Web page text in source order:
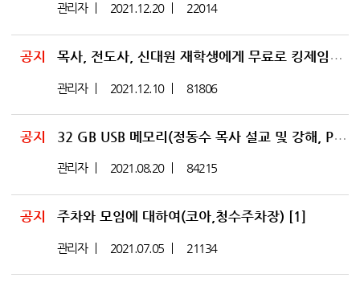
관리자 2021.12.20 22014
공지 목사, 전도사, 신대원 재학생에게 무료로 킹제임스 흠정역 스터디 바이블을 보냅니다.
관리자 2021.12.10 81806
공지 32 GB USB 메모리(정동수 목사 설교 및 강해, PDF 노트 등) 및 추가 설교 웹하드 다운 받기
관리자 2021.08.20 84215
공지 주차와 모임에 대하여(코아,청수주차장) [1]
관리자 2021.07.05 21134